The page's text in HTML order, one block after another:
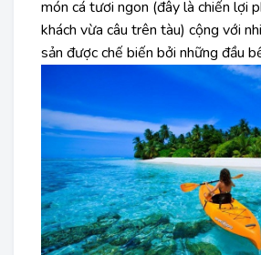
món cá tươi ngon (đây là chiến lợi
khách vừa câu trên tàu) cộng với
sản được chế biến bởi những đầu